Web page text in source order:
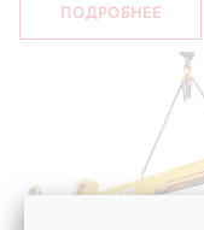
ПОДРОБНЕЕ